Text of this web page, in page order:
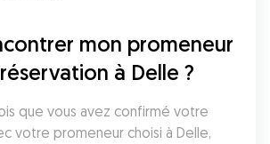
mon promeneur
à Delle ?
que vous avez confirmé votre
votre promeneur choisi à Delle,